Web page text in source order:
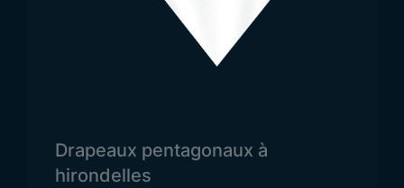
Utilisation du Drapeau du
Les drapeaux représentent la fierté et la force
d’une nation. Le drapeau du Turkménistan est
Drapeaux pentagonaux à
hirondelles